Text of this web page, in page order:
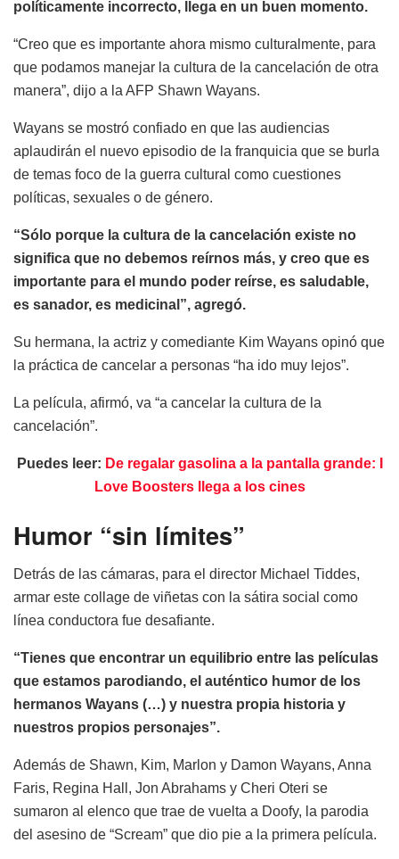
políticamente incorrecto, llega en un buen momento.
“Creo que es importante ahora mismo culturalmente, para
que podamos manejar la cultura de la cancelación de otra
manera”, dijo a la AFP Shawn Wayans.
Wayans se mostró confiado en que las audiencias
aplaudirán el nuevo episodio de la franquicia que se burla
de temas foco de la guerra cultural como cuestiones
políticas, sexuales o de género.
“Sólo porque la cultura de la cancelación existe no
significa que no debemos reírnos más, y creo que es
importante para el mundo poder reírse, es saludable,
es sanador, es medicinal”, agregó.
Su hermana, la actriz y comediante Kim Wayans opinó que
la práctica de cancelar a personas “ha ido muy lejos”.
La película, afirmó, va “a cancelar la cultura de la
cancelación”.
Puedes leer: De regalar gasolina a la pantalla grande: I
Love Boosters llega a los cines
Humor “sin límites”
Detrás de las cámaras, para el director Michael Tiddes,
armar este collage de viñetas con la sátira social como
línea conductora fue desafiante.
“Tienes que encontrar un equilibrio entre las películas
que estamos parodiando, el auténtico humor de los
hermanos Wayans (…) y nuestra propia historia y
nuestros propios personajes”.
Además de Shawn, Kim, Marlon y Damon Wayans, Anna
Faris, Regina Hall, Jon Abrahams y Cheri Oteri se
sumaron al elenco que trae de vuelta a Doofy, la parodia
del asesino de “Scream” que dio pie a la primera película.